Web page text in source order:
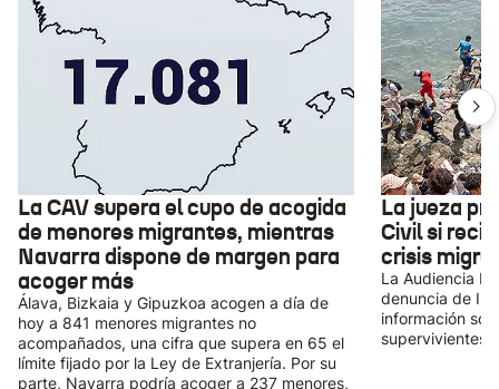
La CAV supera el cupo de acogida
de menores migrantes, mientras
Navarra dispone de margen para
acoger más
Álava, Bizkaia y Gipuzkoa acogen a día de
hoy a 841 menores migrantes no
acompañados, una cifra que supera en 65 el
límite fijado por la Ley de Extranjería. Por su
parte, Navarra podría acoger a 237 menores,
La jueza
Civil si
crisis
La Audiencia
denuncia de
información
supervivientes